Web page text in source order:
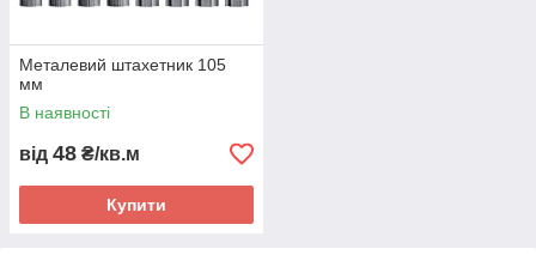
Металевий штахетник 105
мм
В наявності
від 48 ₴/кв.м
Купити